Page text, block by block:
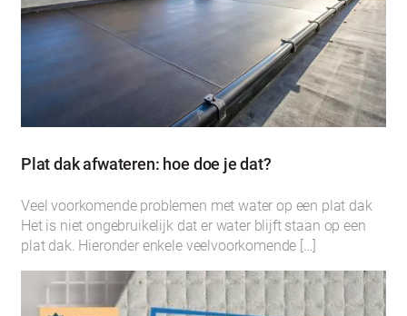
Plat dak afwateren: hoe doe je dat?
Veel voorkomende problemen met water op een plat dak
Het is niet ongebruikelijk dat er water blijft staan op een
plat dak. Hieronder enkele veelvoorkomende […]